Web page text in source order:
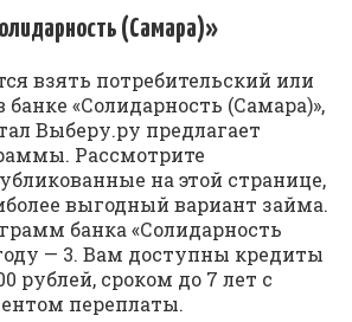
(Самара)»
взять потребительский или
банке «Солидарность (Самара)»,
Выберу.ру предлагает
Рассмотрите
на этой странице,
выгодный вариант займа.
банка «Солидарность
— 3. Вам доступны кредиты
рублей, сроком до 7 лет с
переплаты.